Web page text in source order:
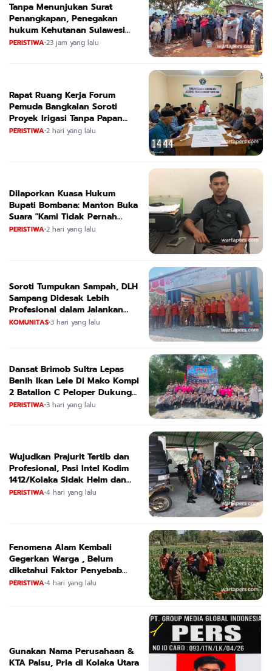
Tanpa Menunjukan Surat
Penangkapan, Penegakan
hukum Kehutanan Sulawesi
Selatan Culik Petani Ladah Di
PERISTIWA•23 jam yang lalu
Rapat Ruang Kerja Forum
Pemuda Bangkalan Soroti
Proyek Irigasi Tanpa Papan
Nama
PERISTIWA•2 hari yang lalu
Dilaporkan Kuasa Hukum
Bupati Bombana: Manton Buka
Suara "Kami Tidak Pernah
Menutup Ruang Hak Jawab"
PERISTIWA•2 hari yang lalu
Soroti Tumpukan Sampah, DLH
Sampang Didesak Lebih
Profesional dalam Jalankan
Tugas
KOMUNITAS•3 hari yang lalu
Dansat Brimob Sultra Lepas
Benih Ikan Lele Di Mako Kompi
2 Batalion C Peloper Dukung
ketahanan Pangan Nasional
PERISTIWA•3 hari yang lalu
Wujudkan Prajurit Tertib dan
Profesional, Pasi Intel Kodim
1412/Kolaka Sidak Helm dan
Kendaraan
PERISTIWA•4 hari yang lalu
Fenomena Alam Kembali
Gegerkan Warga , Belum
diketahui Faktor Penyebab
Suara
PERISTIWA•4 hari yang lalu
Gunakan Nama Perusahaan &
KTA Palsu, Pria di Kolaka Utara